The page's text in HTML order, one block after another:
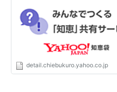
detail.chiebukuro.yahoo.co.jp